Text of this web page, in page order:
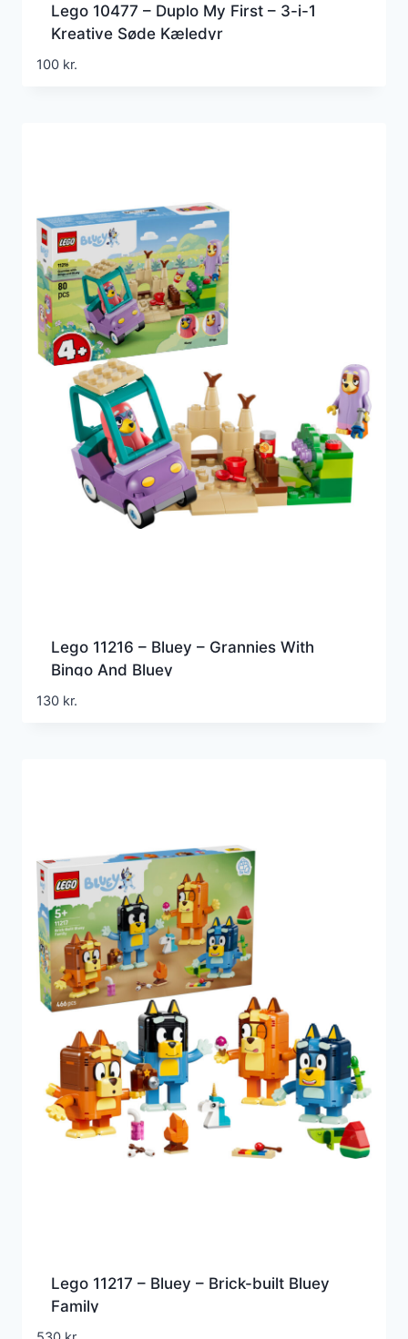
Lego 10477 – Duplo My First – 3-i-1
Kreative Søde Kæledyr
100 kr.
Lego 11216 – Bluey – Grannies With
Bingo And Bluey
130 kr.
Lego 11217 – Bluey – Brick-built Bluey
Family